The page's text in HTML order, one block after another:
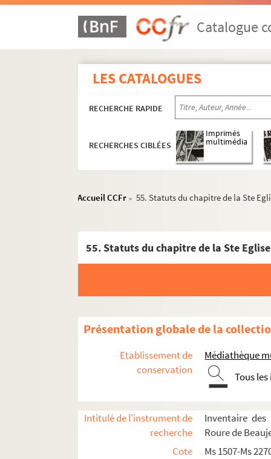
Catalogue
LES CATALOGUES
RECHERCHE RAPIDE
RECHERCHES CIBLÉES
Imprimés
multimédia
Accueil CCFr > 55. Statuts du chapitre de la Ste
Présentation globale de la
Etablissement de
conservation
Médiathèque
Tous
Intitulé de l'instrument de
recherche
Inventaire
Roure de
Cote
Ms 1507-Ms
Ms 1508. Foulques de Grasse. Généalogie
Ms 1510. Documents sur la famille Varadier
1-2. Ecrit de Louis de Varadier, escuyer
3-6. Parcelle et dénombrement des
7-12. Escript pour M. Pierre de
13-26. Escript pour M. Pierre de